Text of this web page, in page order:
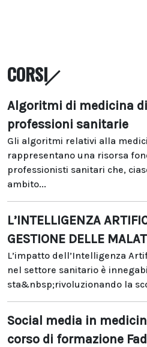
CORSI
Algoritmi di medicina
professioni sanitarie
Gli algoritmi relativi alla
rappresentano una risorsa
professionisti sanitari che,
ambito...
L’INTELLIGENZA
GESTIONE DELLE
L’impatto dell’Intelligenza
nel settore sanitario è
sta&nbsp;rivoluzionando la
Social media in
corso di formazione Fad